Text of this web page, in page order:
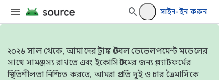
সাইন-ইন করুন
২০২৬ সাল থেকে, আমাদের ট্রাঙ্ক স্টেবল ডেভেলপমেন্ট মডেলের
সাথে সামঞ্জস্য রাখতে এবং ইকোসিস্টেমের জন্য প্ল্যাটফর্মের
স্থিতিশীলতা নিশ্চিত করতে, আমরা প্রতি দুই ও চার ত্রৈমাসিকে